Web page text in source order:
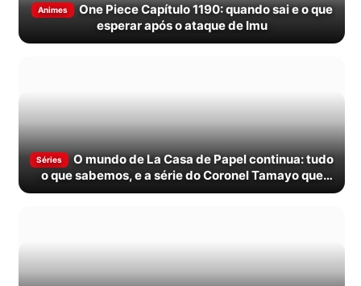
Animes
One Piece Capítulo 1190: quando sai e o que
esperar após o ataque de Imu
Séries
O mundo de La Casa de Papel continua: tudo
o que sabemos, e a série do Coronel Tamayo que
muda tudo